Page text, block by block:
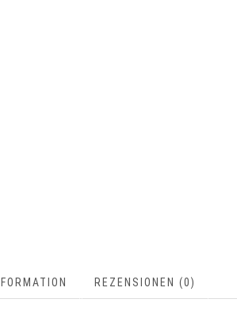
REZENSIONEN (0)